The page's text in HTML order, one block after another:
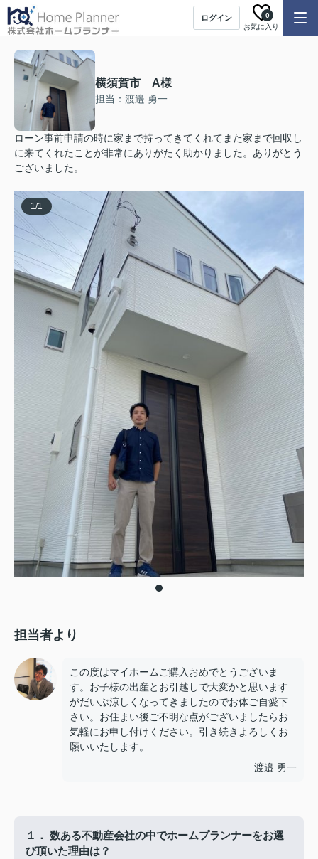
ログイン
お気に入り
0
横須賀市 A様
担当：渡邉 勇一
ローン事前申請の時に家まで持ってきてくれてまた家まで回収し
に来てくれたことが非常にありがたく助かりました。ありがとう
ございました。
1/1
担当者より
この度はマイホームご購入おめでとうございま
す。お子様の出産とお引越しで大変かと思います
がだいぶ涼しくなってきましたのでお体ご自愛下
さい。お住まい後ご不明な点がございましたらお
気軽にお申し付けください。引き続きよろしくお
願いいたします。
渡邉 勇一
１． 数ある不動産会社の中でホームプランナーをお選
び頂いた理由は？